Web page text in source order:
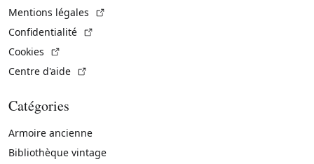
Mentions légales
Confidentialité
Cookies
Centre d'aide
Catégories
Armoire ancienne
Bibliothèque vintage